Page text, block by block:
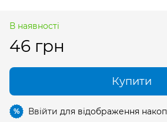
В наявності
46 грн
Купити
% Ввійти для відображення